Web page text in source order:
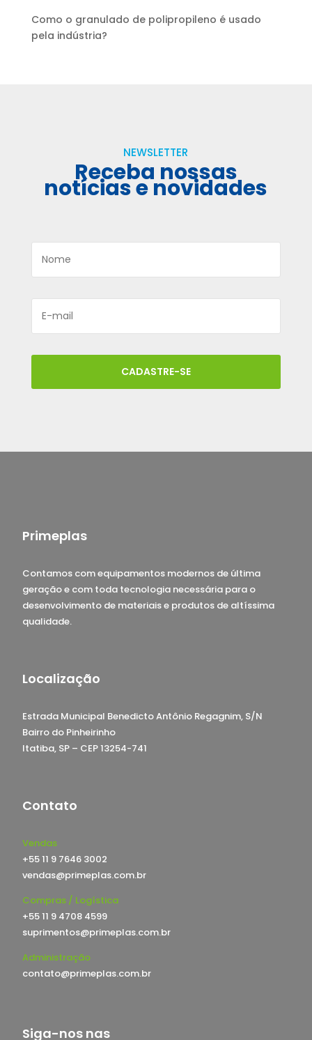
Como o granulado de polipropileno é usado
pela indústria?
NEWSLETTER
Receba nossas
notícias e novidades
CADASTRE-SE
Primeplas
Contamos com equipamentos modernos de última
geração e com toda tecnologia necessária para o
desenvolvimento de materiais e produtos de altíssima
qualidade.
Localização
Estrada Municipal Benedicto Antônio Regagnim, S/N
Bairro do Pinheirinho
Itatiba, SP – CEP 13254-741
Contato
Vendas
+55 11 9 7646 3002
vendas@primeplas.com.br
Compras / Logística
+55 11 9 4708 4599
suprimentos@primeplas.com.br
Administração
contato@primeplas.com.br
Siga-nos nas